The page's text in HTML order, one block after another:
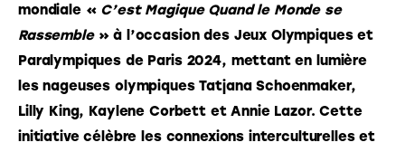
mondiale « C’est Magique Quand le Monde se
Rassemble » à l’occasion des Jeux Olympiques et
Paralympiques de Paris 2024, mettant en lumière
les nageuses olympiques Tatjana Schoenmaker,
Lilly King, Kaylene Corbett et Annie Lazor. Cette
initiative célèbre les connexions interculturelles et